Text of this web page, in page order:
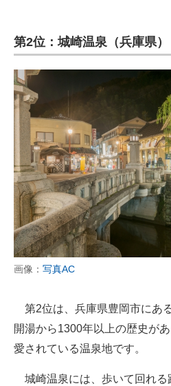
第2位：城崎温泉（兵庫県）
画像： 写真AC
第2位は、兵庫県豊岡市にあ
開湯から1300年以上の歴史が
愛されている温泉地です。
城崎温泉には、歩いて回れる